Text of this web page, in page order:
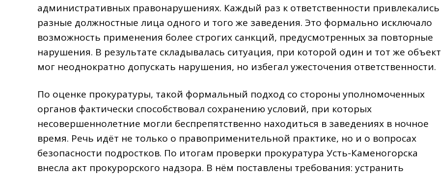
административных правонарушениях. Каждый раз к ответственности привлекались
разные должностные лица одного и того же заведения. Это формально исключало
возможность применения более строгих санкций, предусмотренных за повторные
нарушения. В результате складывалась ситуация, при которой один и тот же объект
мог неоднократно допускать нарушения, но избегал ужесточения ответственности.
По оценке прокуратуры, такой формальный подход со стороны уполномоченных
органов фактически способствовал сохранению условий, при которых
несовершеннолетние могли беспрепятственно находиться в заведениях в ночное
время. Речь идёт не только о правоприменительной практике, но и о вопросах
безопасности подростков. По итогам проверки прокуратура Усть-Каменогорска
внесла акт прокурорского надзора. В нём поставлены требования: устранить